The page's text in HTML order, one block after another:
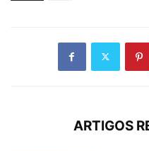
ARTIGOS